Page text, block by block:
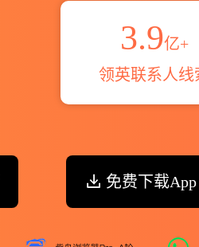
3.9亿+
领英联系人线
免费下载App